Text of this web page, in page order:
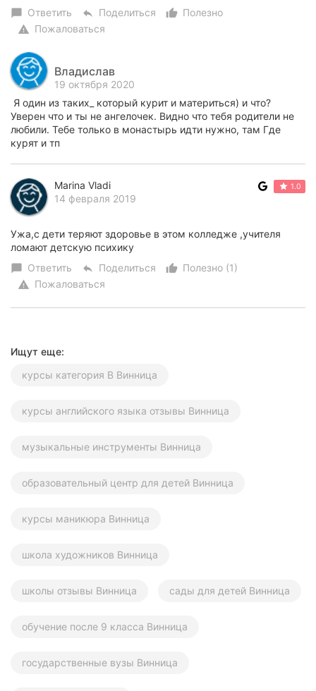
Луцк
Ужгород
Карпаты
chat_bubble Ответить reply Поделиться thumb_up_alt
Полезно
warning Пожаловаться
Владислав
19 октября 2020
Я один из таких_ который курит и материться) и что?
Уверен что и ты не ангелочек. Видно что тебя родители не
любили. Тебе только в монастырь идти нужно, там Где
курят и тп
Marina Vladi
14 февраля 2019
1.0
Ужа,с дети теряют здоровье в этом колледже ,учителя
ломают детскую психику
chat_bubble Ответить reply Поделиться thumb_up_alt
Полезно (1)
warning Пожаловаться
Ищут еще:
курсы категория В Винница
курсы английского языка отзывы Винница
музыкальные инструменты Винница
образовательный центр для детей Винница
курсы маникюра Винница
школа художников Винница
школы отзывы Винница сады для детей Винница
обучение после 9 класса Винница
государственные вузы Винница